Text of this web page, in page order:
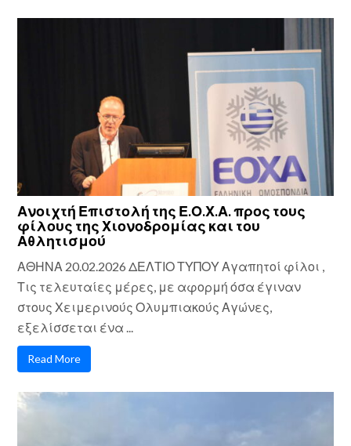
Ανοιχτή Επιστολή της Ε.Ο.Χ.Α. προς τους
φίλους της Χιονοδρομίας και του
Αθλητισμού
ΑΘΗΝΑ 20.02.2026 ΔΕΛΤΙΟ ΤΥΠΟΥ Αγαπητοί φίλοι ,
Τις τελευταίες μέρες, με αφορμή όσα έγιναν
στους Χειμερινούς Ολυμπιακούς Αγώνες,
εξελίσσεται ένα ...
Read More